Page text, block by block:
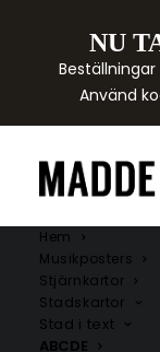
NU
Använd
Hem
Musikposters
Stjärnkartor
Stadskartor
Stad i text
ABCDE